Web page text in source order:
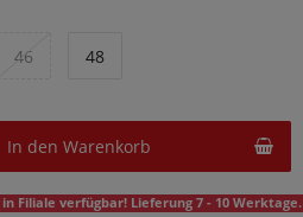
46 48
In den Warenkorb
Filiale verfügbar! Lieferung 7 - 10 Werktage.